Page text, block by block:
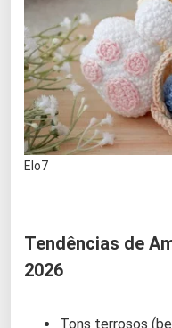
Elo7
Tendências de
2026
Tons terrosos